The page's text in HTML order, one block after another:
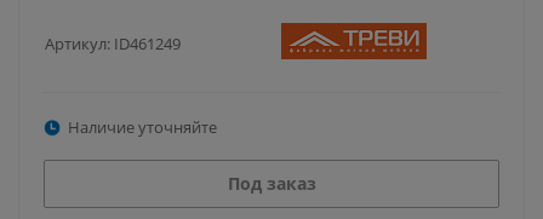
Артикул: ID461249
Наличие уточняйте
Под заказ